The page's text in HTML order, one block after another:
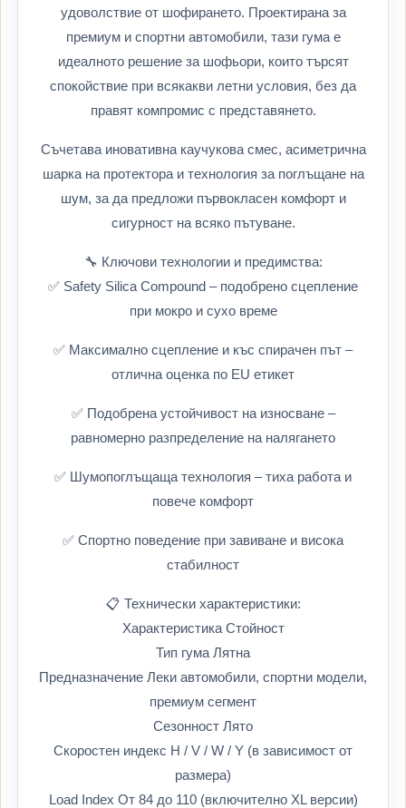
удоволствие от шофирането. Проектирана за
премиум и спортни автомобили, тази гума е
идеалното решение за шофьори, които търсят
спокойствие при всякакви летни условия, без да
правят компромис с представянето.
Съчетава иновативна каучукова смес, асиметрична
шарка на протектора и технология за поглъщане на
шум, за да предложи първокласен комфорт и
сигурност на всяко пътуване.
🔧 Ключови технологии и предимства:
✅ Safety Silica Compound – подобрено сцепление
при мокро и сухо време
✅ Максимално сцепление и къс спирачен път –
отлична оценка по EU етикет
✅ Подобрена устойчивост на износване –
равномерно разпределение на налягането
✅ Шумопоглъщаща технология – тиха работа и
повече комфорт
✅ Спортно поведение при завиване и висока
стабилност
📋 Технически характеристики:
Характеристика Стойност
Тип гума Лятна
Предназначение Леки автомобили, спортни модели,
премиум сегмент
Сезонност Лято
Скоростен индекс H / V / W / Y (в зависимост от
размера)
Load Index От 84 до 110 (включително XL версии)